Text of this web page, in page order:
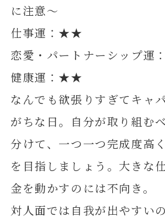
に注意～
仕事運：★★
恋愛・パートナーシップ
健康運：★★
なんでも欲張りすぎてキャ
がちな日。自分が取り組む
分けて、一つ一つ完成度高
を目指しましょう。大きな
金を動かすのには不向き。
対人面では自我が出やすい